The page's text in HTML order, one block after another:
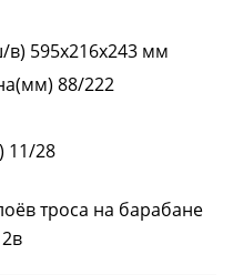
595х216х243 мм
88/222
11/28
троса на барабане